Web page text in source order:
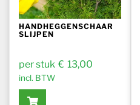
HANDHEGGENSCHAAR
SLIJPEN
€ 13,00
incl. BTW